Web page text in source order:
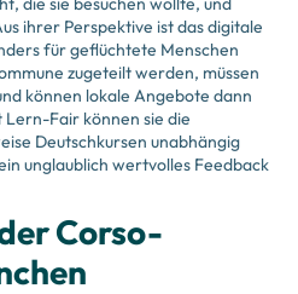
ihrer Perspektive ist das digitale
für geflüchtete Menschen
zugeteilt werden, müssen
können lokale Angebote dann
Fair können sie die
Deutschkursen unabhängig
unglaublich wertvolles Feedback
Corso-